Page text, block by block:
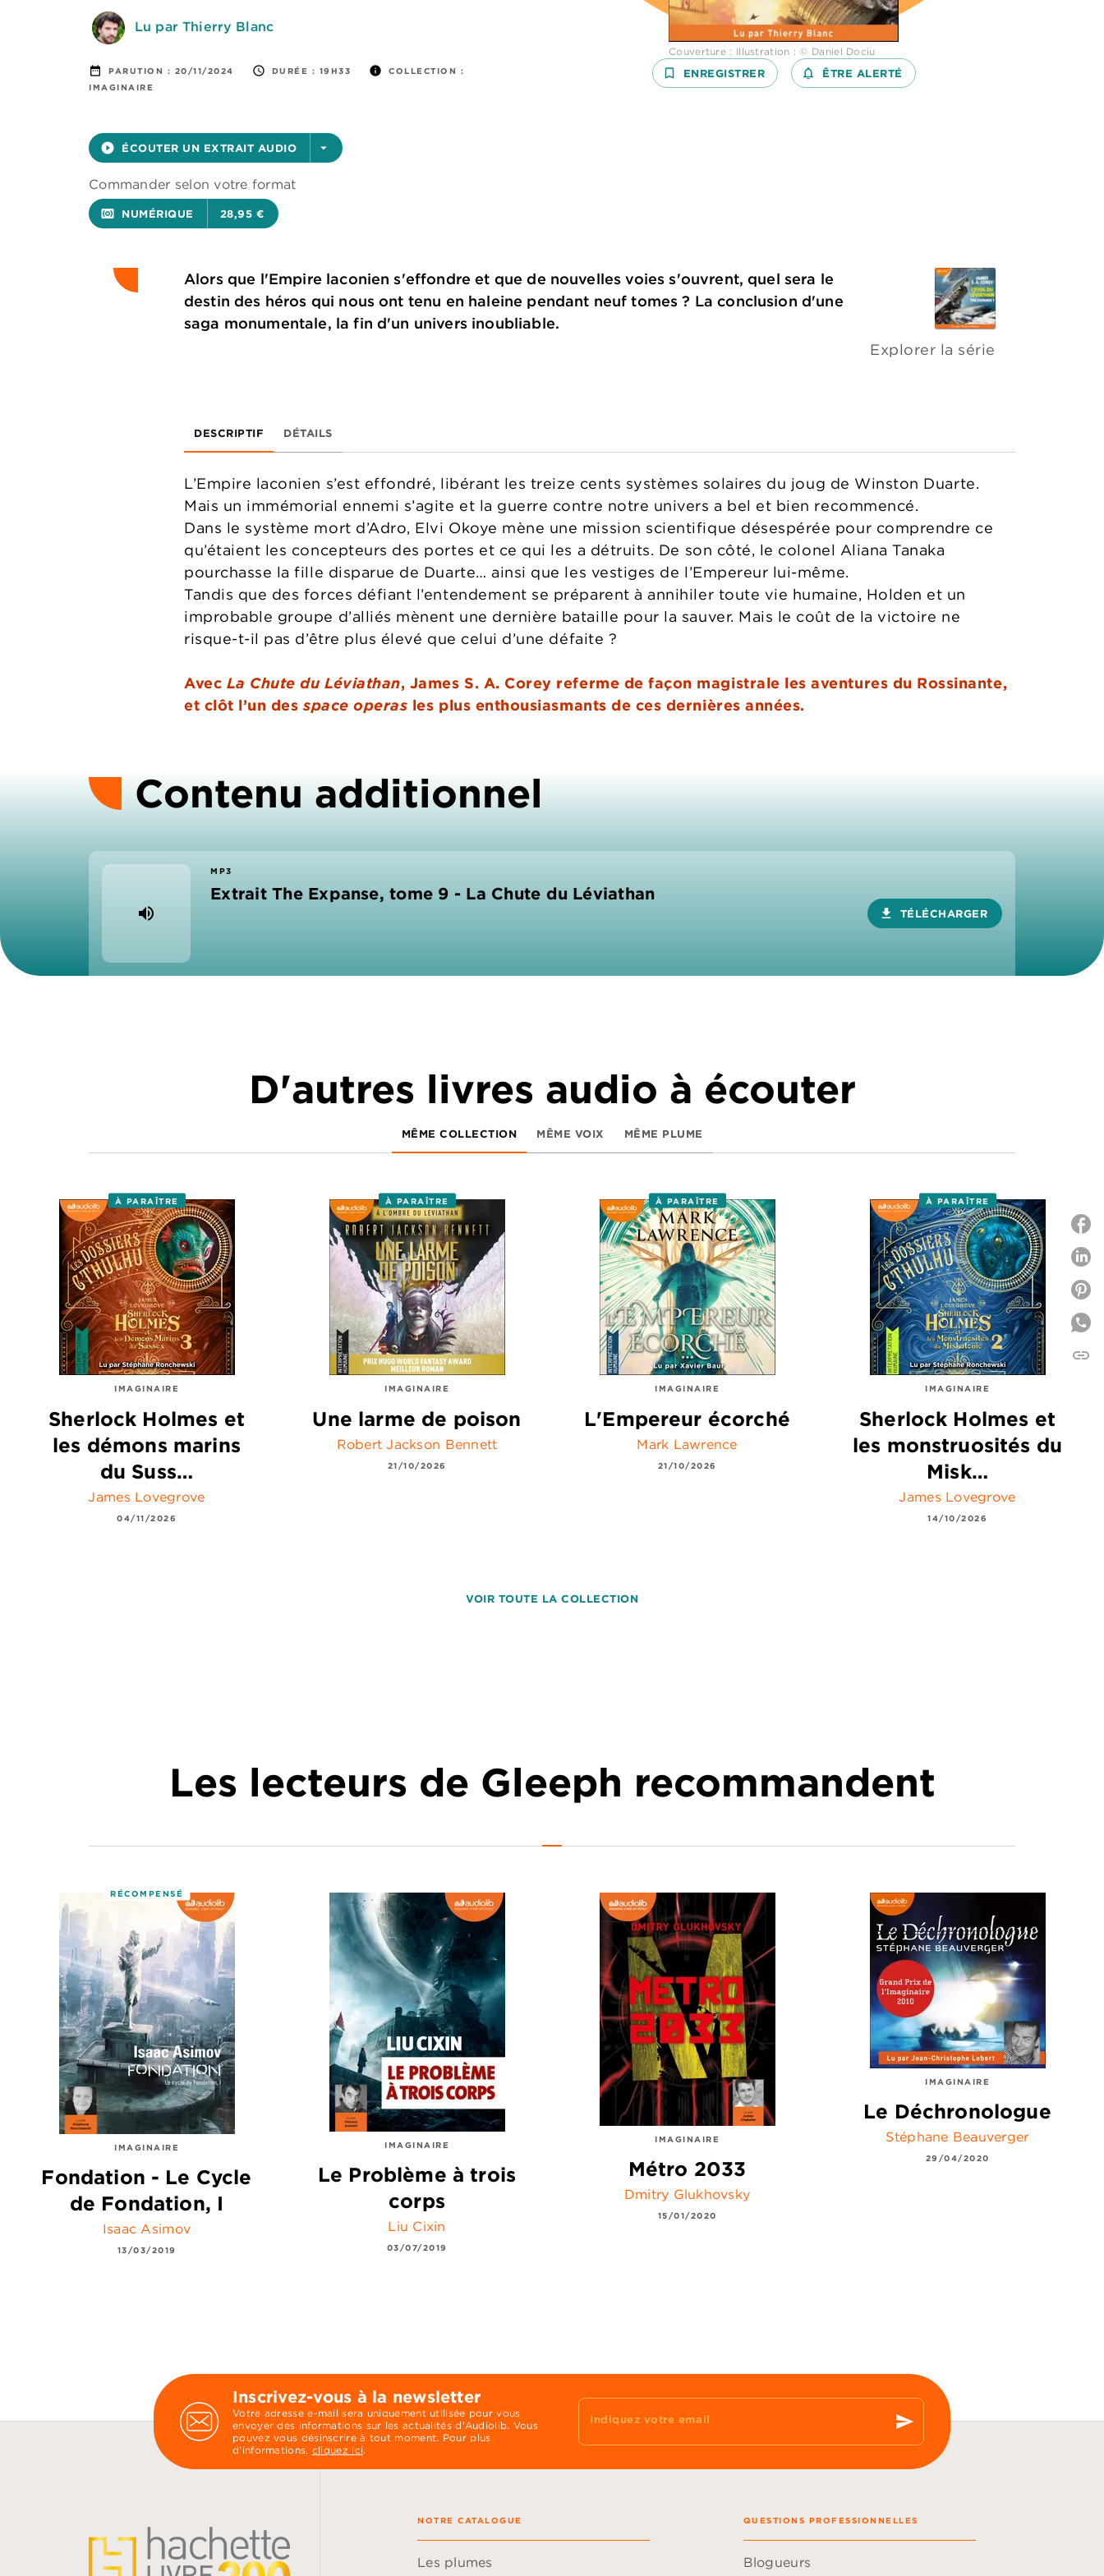
Lu par Thierry Blanc
date_range PARUTION : 20/11/2024 access_time DURÉE : 19H33 info
COLLECTION :
IMAGINAIRE
play_circle_filled ÉCOUTER UN EXTRAIT AUDIO arrow_drop_down
Commander selon votre format
surround_sound NUMÉRIQUE 28,95 €
Couverture : Illustration : © Daniel Dociu
bookmark_border ENREGISTRER notifications_none_outlined
ÊTRE ALERTÉ
Alors que l'Empire laconien s'effondre et que de nouvelles voies s'ouvrent, quel sera le
destin des héros qui nous ont tenu en haleine pendant neuf tomes ? La conclusion d'une
saga monumentale, la fin d'un univers inoubliable.
Explorer la série
DESCRIPTIF DÉTAILS
L’Empire laconien s’est effondré, libérant les treize cents systèmes solaires du joug de Winston Duarte.
Mais un immémorial ennemi s’agite et la guerre contre notre univers a bel et bien recommencé.
Dans le système mort d’Adro, Elvi Okoye mène une mission scientifique désespérée pour comprendre ce
qu’étaient les concepteurs des portes et ce qui les a détruits. De son côté, le colonel Aliana Tanaka
pourchasse la fille disparue de Duarte… ainsi que les vestiges de l’Empereur lui-même.
Tandis que des forces défiant l’entendement se préparent à annihiler toute vie humaine, Holden et un
improbable groupe d’alliés mènent une dernière bataille pour la sauver. Mais le coût de la victoire ne
risque-t-il pas d’être plus élevé que celui d’une défaite ?
Avec La Chute du Léviathan, James S. A. Corey re­ferme de façon magistrale les aventures du Rossinante,
et clôt l’un desspace operas les plus enthousiasmants de ces dernières années.
Contenu additionnel
volume_up
MP3
Extrait The Expanse, tome 9 - La Chute du Léviathan
download TÉLÉCHARGER
D'autres livres audio à écouter
MÊME COLLECTION MÊME VOIX MÊME PLUME
À PARAÎTRE
IMAGINAIRE
Sherlock Holmes et
les démons marins
du Suss…
James Lovegrove
04/11/2026
À PARAÎTRE
IMAGINAIRE
Une larme de poison
Robert Jackson Bennett
21/10/2026
À PARAÎTRE
IMAGINAIRE
L'Empereur écorché
Mark Lawrence
21/10/2026
À PARAÎTRE
IMAGINAIRE
Sherlock Holmes et
les monstruosités du
Misk…
James Lovegrove
14/10/2026
VOIR TOUTE LA COLLECTION
Les lecteurs de Gleeph recommandent
RÉCOMPENSÉ
IMAGINAIRE
Fondation - Le Cycle
de Fondation, I
Isaac Asimov
13/03/2019
IMAGINAIRE
Le Problème à trois
corps
Liu Cixin
03/07/2019
IMAGINAIRE
Métro 2033
Dmitry Glukhovsky
15/01/2020
IMAGINAIRE
Le Déchronologue
Stéphane Beauverger
29/04/2020
link
Inscrivez-vous à la newsletter
Votre adresse e-mail sera uniquement utilisée pour vous
envoyer des informations sur les actualités d'Audiolib. Vous
pouvez vous désinscrire à tout moment. Pour plus
d’informations, cliquez ici.
Indiquez votre email send
NOTRE CATALOGUE
Les plumes
QUESTIONS PROFESSIONNELLES
Blogueurs